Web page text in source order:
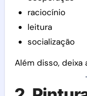
raciocínio
leitura
socialização
Além disso, deixa